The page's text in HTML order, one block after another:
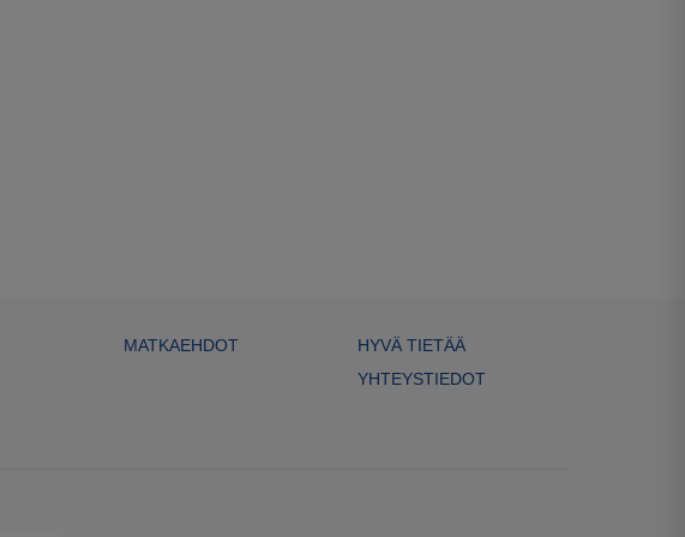
MATKAEHDOT
HYVÄ TIETÄÄ
YHTEYSTIEDOT